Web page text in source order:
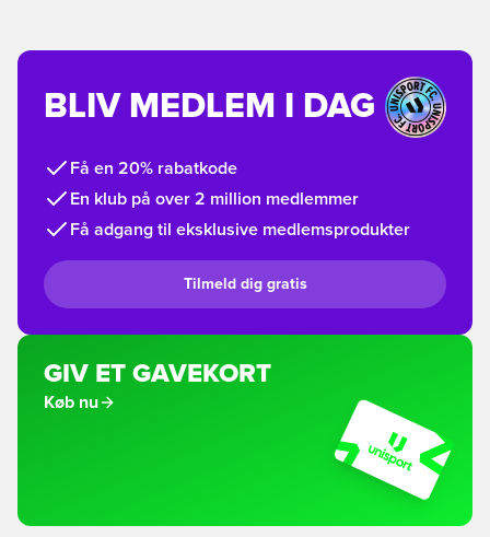
BLIV MEDLEM I DAG
Få en 20% rabatkode
En klub på over 2 million medlemmer
Få adgang til eksklusive medlemsprodukter
Tilmeld dig gratis
GIV ET GAVEKORT
Køb nu